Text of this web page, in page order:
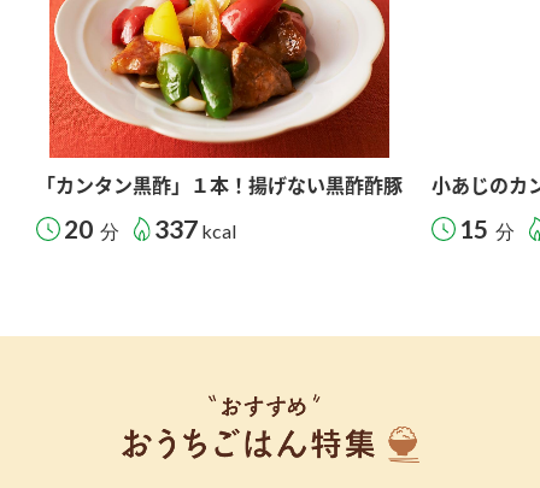
「カンタン黒酢」１本！揚げない黒酢酢豚
20 分 337 kcal
小あじのカ
15 分